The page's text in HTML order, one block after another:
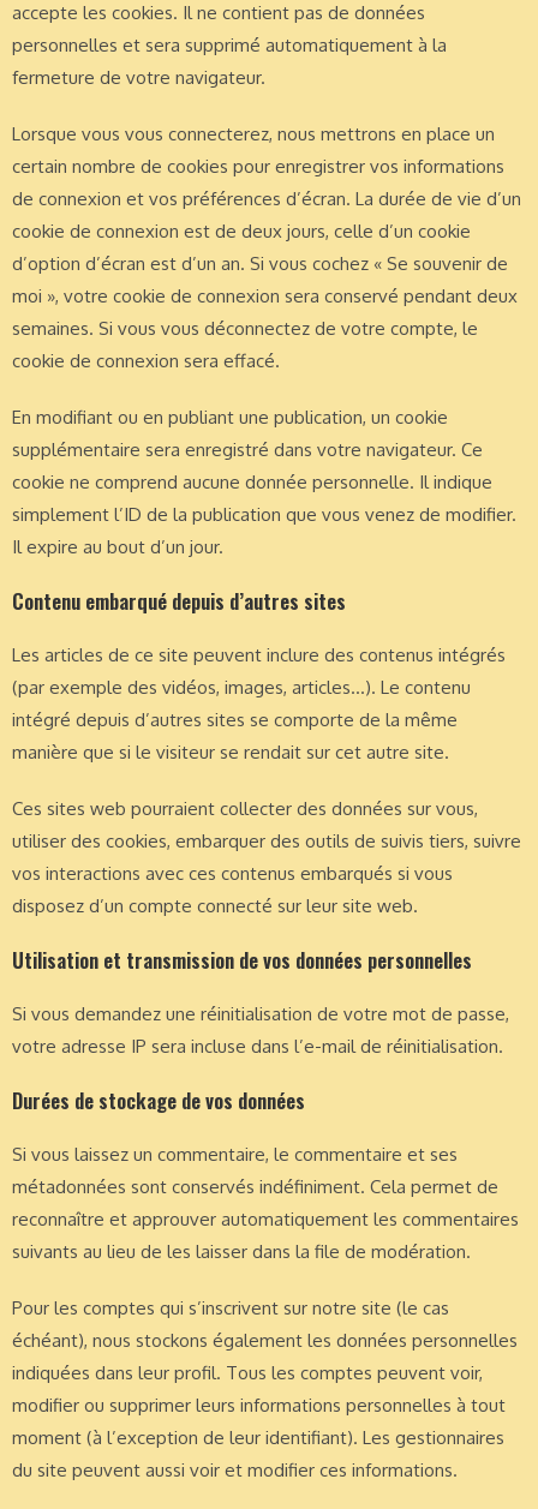
accepte les cookies. Il ne contient pas de données
personnelles et sera supprimé automatiquement à la
fermeture de votre navigateur.
Lorsque vous vous connecterez, nous mettrons en place un
certain nombre de cookies pour enregistrer vos informations
de connexion et vos préférences d’écran. La durée de vie d’un
cookie de connexion est de deux jours, celle d’un cookie
d’option d’écran est d’un an. Si vous cochez « Se souvenir de
moi », votre cookie de connexion sera conservé pendant deux
semaines. Si vous vous déconnectez de votre compte, le
cookie de connexion sera effacé.
En modifiant ou en publiant une publication, un cookie
supplémentaire sera enregistré dans votre navigateur. Ce
cookie ne comprend aucune donnée personnelle. Il indique
simplement l’ID de la publication que vous venez de modifier.
Il expire au bout d’un jour.
Contenu embarqué depuis d’autres sites
Les articles de ce site peuvent inclure des contenus intégrés
(par exemple des vidéos, images, articles…). Le contenu
intégré depuis d’autres sites se comporte de la même
manière que si le visiteur se rendait sur cet autre site.
Ces sites web pourraient collecter des données sur vous,
utiliser des cookies, embarquer des outils de suivis tiers, suivre
vos interactions avec ces contenus embarqués si vous
disposez d’un compte connecté sur leur site web.
Utilisation et transmission de vos données personnelles
Si vous demandez une réinitialisation de votre mot de passe,
votre adresse IP sera incluse dans l’e-mail de réinitialisation.
Durées de stockage de vos données
Si vous laissez un commentaire, le commentaire et ses
métadonnées sont conservés indéfiniment. Cela permet de
reconnaître et approuver automatiquement les commentaires
suivants au lieu de les laisser dans la file de modération.
Pour les comptes qui s’inscrivent sur notre site (le cas
échéant), nous stockons également les données personnelles
indiquées dans leur profil. Tous les comptes peuvent voir,
modifier ou supprimer leurs informations personnelles à tout
moment (à l’exception de leur identifiant). Les gestionnaires
du site peuvent aussi voir et modifier ces informations.